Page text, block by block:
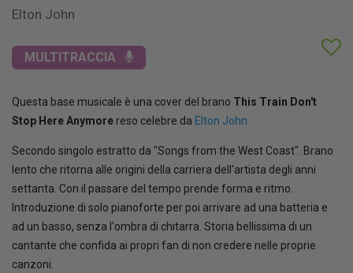
Elton John
MULTITRACCIA
Questa base musicale è una cover del brano This Train Don't
Stop Here Anymore reso celebre da Elton John
Secondo singolo estratto da "Songs from the West Coast". Brano
lento che ritorna alle origini della carriera dell'artista degli anni
settanta. Con il passare del tempo prende forma e ritmo.
Introduzione di solo pianoforte per poi arrivare ad una batteria e
ad un basso, senza l'ombra di chitarra. Storia bellissima di un
cantante che confida ai propri fan di non credere nelle proprie
canzoni.